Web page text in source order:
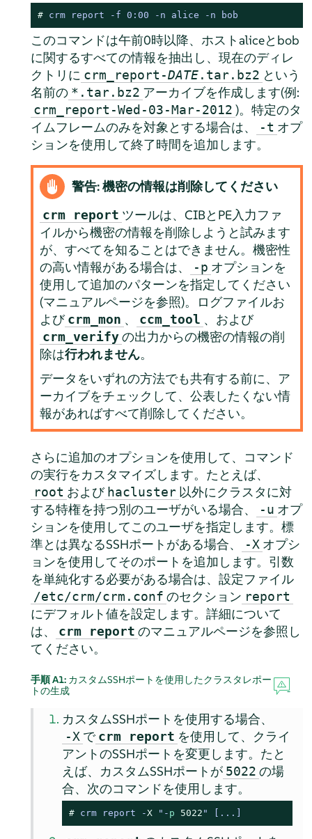
# crm report -f 0:00 -n alice -n bob
このコマンドは午前0時以降、ホストaliceとbob
に関するすべての情報を抽出し、現在のディレ
クトリに crm_report-DATE.tar.bz2 という
名前の *.tar.bz2 アーカイブを作成します(例:
crm_report-Wed-03-Mar-2012 )。特定のタ
イムフレームのみを対象とする場合は、
-t オプ
ションを使用して終了時間を追加します。
警告: 機密の情報は削除してください
crm report ツールは、CIBとPE入力ファ
イルから機密の情報を削除しようと試みます
が、すべてを知ることはできません。機密性
の高い情報がある場合は、
-p オプションを
使用して追加のパターンを指定してください
(マニュアルページを参照)。ログファイルお
よび crm_mon 、 ccm_tool 、および
crm_verifyの出力からの機密の情報の削
除は行われません。
データをいずれの方法でも共有する前に、ア
ーカイブをチェックして、公表したくない情
報があればすべて削除してください。
さらに追加のオプションを使用して、コマンド
の実行をカスタマイズします。たとえば、
root および hacluster 以外にクラスタに対
する特権を持つ別のユーザがいる場合、
-u オプ
ションを使用してこのユーザを指定します。標
準とは異なるSSHポートがある場合、
-X オプシ
ョンを使用してそのポートを追加します。引数
を単純化する必要がある場合は、設定ファイル
/etc/crm/crm.conf のセクション report
にデフォルト値を設定します。詳細について
は、
crm report のマニュアルページを参照し
てください。
手順 A1: カスタムSSHポートを使用したクラスタレポー
トの生成
カスタムSSHポートを使用する場合、
-X で crm report を使用して、クライ
アントのSSHポートを変更します。たと
えば、カスタムSSHポートが 5022 の場
合、次のコマンドを使用します。
# crm report -X "- p 5022 " [...]